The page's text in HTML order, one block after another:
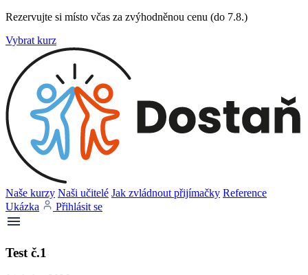
Rezervujte si místo včas za zvýhodněnou cenu (do 7.8.)
Vybrat kurz
Naše kurzy Naši učitelé Jak zvládnout přijímačky Reference
Ukázka
Přihlásit se
Test č.1